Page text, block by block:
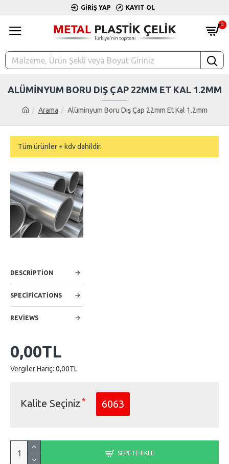
GIRIŞ YAP KAYIT OL
0
Arama Alüminyum Boru Dış Çap 22mm Et Kal 1.2mm
ALÜMINYUM BORU DIŞ ÇAP 22MM ET KAL 1.2MM
Tüm ürünler + kdv dahildir.
DESCRIPTION
SPECIFICATIONS
REVIEWS
0,00TL
Vergiler Hariç: 0,00TL
SEPETE EKLE
Kalite Seçiniz 6063